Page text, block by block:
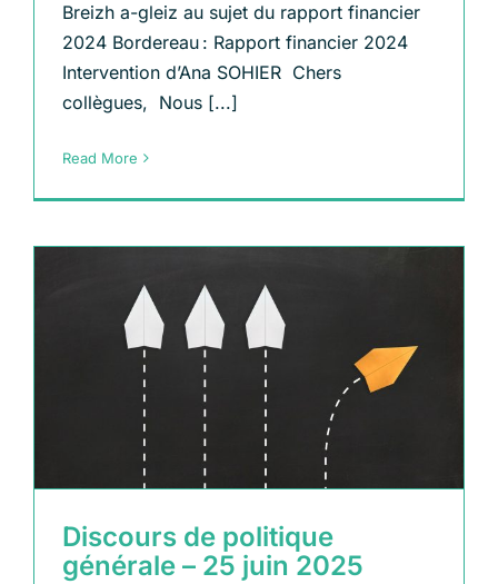
Breizh a-gleiz au sujet du rapport financier
2024 Bordereau : Rapport financier 2024
Intervention d’Ana SOHIER Chers
collègues, Nous [...]
Read More
Discours de politique
générale – 25 juin 2025